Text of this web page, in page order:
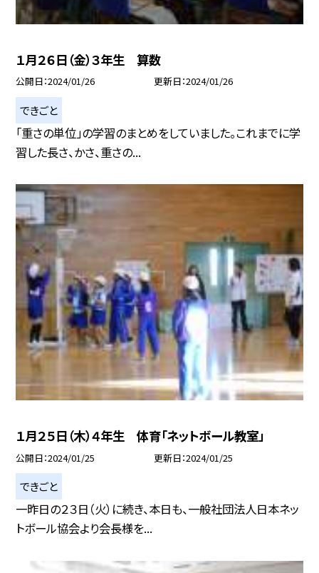
１月２６日（金）３年生 算数
公開日 2024/01/26 更新日 2024/01/26
できごと
「重さの単位」の学習のまとめをしていました。これまでに学
習した長さ、かさ、重さの...
１月２５日（木）４年生 体育「ネットボール教室」
公開日 2024/01/25 更新日 2024/01/25
できごと
一昨日の２３日（火）に続き、本日も、一般社団法人日本ネッ
トボール協会より会長様を...